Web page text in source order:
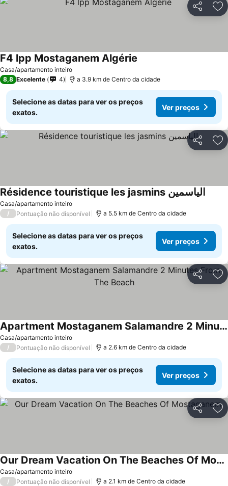
Partilhar
Casa/apartamento inteiro
F4 lpp Mostaganem Algérie
8,8 Excelente 4 a 3.9 km de Centro da cidade
Selecione as datas para ver os preços
exatos.
Ver preços
Partilhar
Casa/apartamento inteiro
Résidence touristique les jasmins الياسمين
/ Pontuação não disponível a 5.5 km de Centro da cidade
Selecione as datas para ver os preços
exatos.
Ver preços
Partilhar
Casa/apartamento inteiro
Apartment Mostaganem Salamandre 2 Minutes From The Beach
Ver preços
/ Pontuação não disponível a 2.6 km de Centro da cidade
Selecione as datas para ver os preços
exatos.
Ver preços
Partilhar
Casa/apartamento inteiro
Our Dream Vacation On The Beaches Of Mostaganem
Ver preços
/ Pontuação não disponível a 2.1 km de Centro da cidade